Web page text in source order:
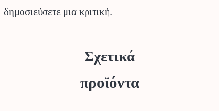
δημοσιεύσετε μια κριτική.
Σχετικά
προϊόντα